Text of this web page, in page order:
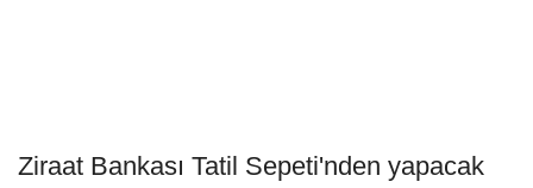
Ziraat Bankası Tatil Sepeti'nden yapacak